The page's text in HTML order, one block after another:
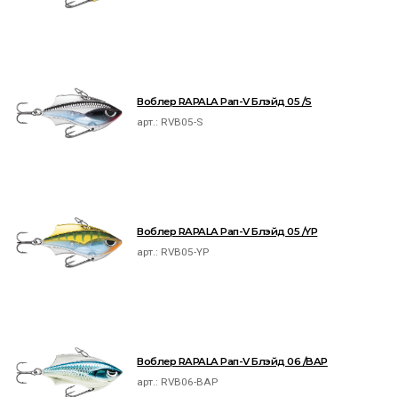
Воблер RAPALA Рап-V Блэйд 05 /S
арт.: RVB05-S
Воблер RAPALA Рап-V Блэйд 05 /YP
арт.: RVB05-YP
Воблер RAPALA Рап-V Блэйд 06 /BAP
арт.: RVB06-BAP